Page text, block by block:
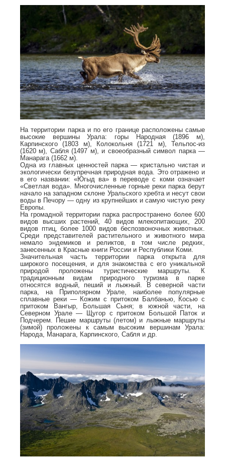
На территории парка и по его границе расположены самые
высокие вершины Урала: горы Народная (1896 м),
Карпинского (1803 м), Колокольня (1721 м), Тельпос-из
(1620 м), Сабля (1497 м), и своеобразный символ парка —
Манарага (1662 м).
Одна из главных ценностей парка — кристально чистая и
экологически безупречная природная вода. Это отражено и
в его названии: «Югыд ва» в переводе с коми означает
«Светлая вода». Многочисленные горные реки парка берут
начало на западном склоне Уральского хребта и несут свои
воды в Печору — одну из крупнейших и самую чистую реку
Европы.
На громадной территории парка распространено более 600
видов высших растений, 40 видов млекопитающих, 200
видов птиц, более 1000 видов беспозвоночных животных.
Среди представителей растительного и животного мира
немало эндемиков и реликтов, в том числе редких,
занесенных в Красные книги России и Республики Коми.
Значительная часть территории парка открыта для
широкого посещения, и для знакомства с его уникальной
природой проложены туристические маршруты. К
традиционным видам природного туризма в парке
относятся водный, пеший и лыжный. В северной части
парка, на Приполярном Урале, наиболее популярные
сплавные реки — Кожим с притоком Балбанью, Косью с
притоком Вангыр, Большая Сыня; в южной части, на
Северном Урале — Щугор с притоком Большой Паток и
Подчерем. Пешие маршруты (летом) и лыжные маршруты
(зимой) проложены к самым высоким вершинам Урала:
Народа, Манарага, Карпинского, Сабля и др.